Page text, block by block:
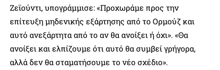
Ζεϊούντι, υπογράμμισε: «Προχωράμε προς την
επίτευξη μηδενικής εξάρτησης από το Ορμούζ και
αυτό ανεξάρτητα από το αν θα ανοίξει ή όχι». «Θα
ανοίξει και ελπίζουμε ότι αυτό θα συμβεί γρήγορα,
αλλά δεν θα σταματήσουμε το νέο σχέδιο».